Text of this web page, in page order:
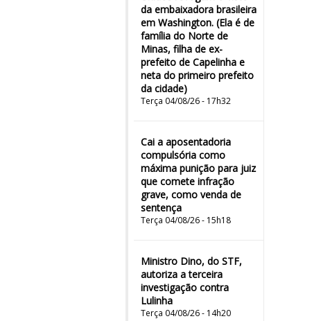
da embaixadora brasileira
em Washington. (Ela é de
família do Norte de
Minas, filha de ex-
prefeito de Capelinha e
neta do primeiro prefeito
da cidade)
Terça 04/08/26 - 17h32
Cai a aposentadoria
compulsória como
máxima punição para juiz
que comete infração
grave, como venda de
sentença
Terça 04/08/26 - 15h18
Ministro Dino, do STF,
autoriza a terceira
investigação contra
Lulinha
Terça 04/08/26 - 14h20